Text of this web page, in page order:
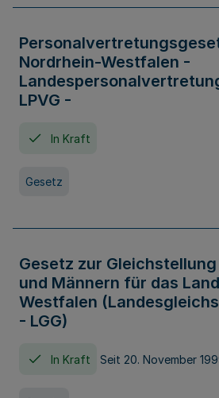
Nordrhein-Westfalen -
LPVG -
In Kraft
Gesetz
Gesetz zur
und Männern für das
Westfalen
- LGG)
In Kraft Seit 20. November